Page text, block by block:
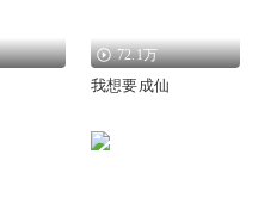
72.1万
我想要成仙